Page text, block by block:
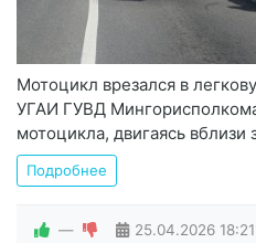
Мотоцикл врезался в
УГАИ ГУВД
мотоцикла, двигаясь
Подробнее
— 25.04.2026 18:21